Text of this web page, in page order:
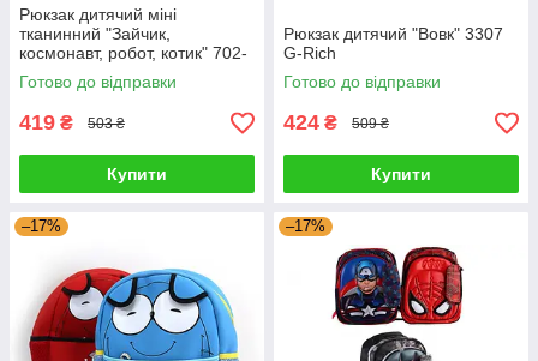
Рюкзак дитячий міні
тканинний "Зайчик,
космонавт, робот, котик" 702-
Н G-Rich
Готово до відправки
419 ₴ 503 ₴
Купити
Рюкзак дитячий "Вовк" 3307
G-Rich
Готово до відправки
424 ₴ 509 ₴
Купити
–17% –17%